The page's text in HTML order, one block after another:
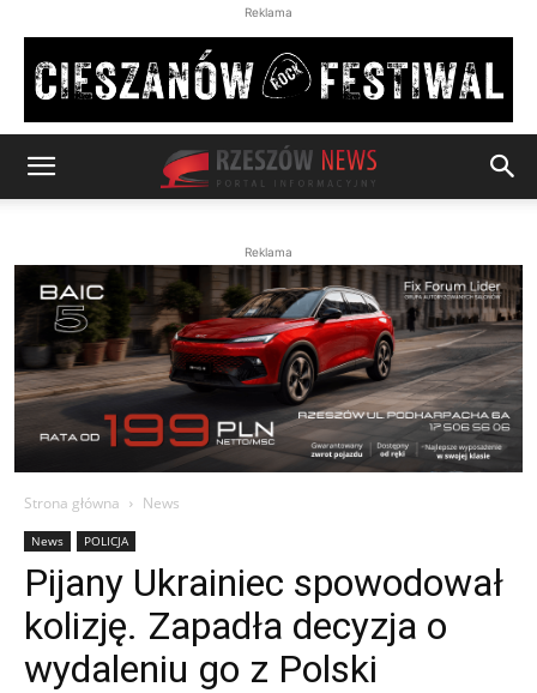
Reklama
Reklama
Strona główna News
News POLICJA
Pijany Ukrainiec spowodował
kolizję. Zapadła decyzja o
wydaleniu go z Polski